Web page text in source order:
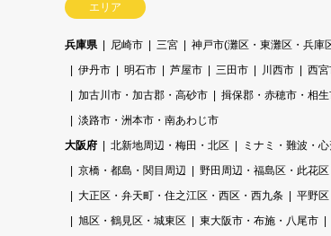
エリア
兵庫県 尼崎市 三宮 神戸市(灘区・東灘区・兵庫
伊丹市
明石市 芦屋市 三田市 川西市 西
加古川市・加古郡・高砂市
揖保郡・赤穂市・相
淡路市・洲本市・南あわじ市
大阪府
北新地周辺・梅田・北区 ミナミ・難波・
京橋・都島・関目周辺
野田周辺・福島区・此花区
大正区・弁天町・住之江区・西区・西九条
平野区
旭区・鶴見区・城東区
東大阪市・布施・八尾市